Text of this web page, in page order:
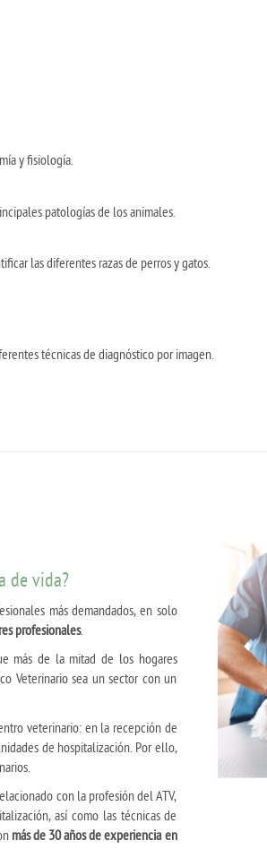
y fisiología.
patologías de los animales.
las diferentes razas de perros y gatos.
técnicas de diagnóstico por imagen.
de vida?
más demandados, en solo
profesionales.
más de la mitad de los hogares
Veterinario sea un sector con un
veterinario: en la recepción de
de hospitalización. Por ello,
con la profesión del ATV,
así como las técnicas de
más de 30 años de experiencia en